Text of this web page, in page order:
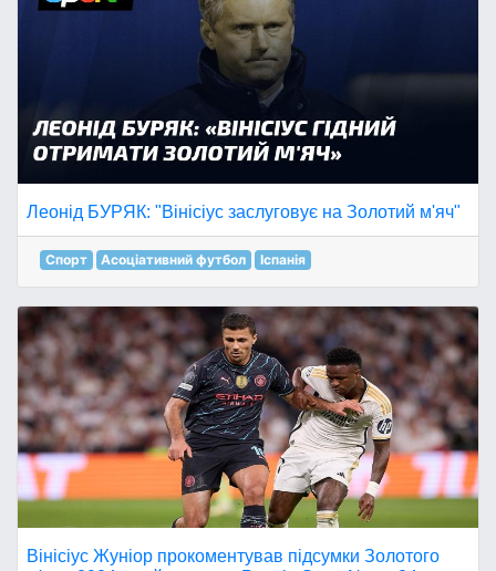
Леонід БУРЯК: "Вінісіус заслуговує на Золотий м'яч"
Спорт Асоціативний футбол Іспанія
Вінісіус Жуніор прокоментував підсумки Золотого